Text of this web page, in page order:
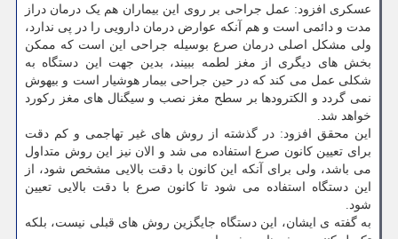
عسکری افزود: عمل جراحی بر روی این بیماران هم یک درمان دراز
مدت و دائمی است و هم آنکه عوارض درمان دارویی را در پی ندارد،
ولی مشکل اصلی درمان صرع بوسیله جراحی این است که ممکن
بخش های دیگری از مغز لطمه ببیند، بدین جهت این دستگاه به
شکلی عمل می کند که در حین جراحی بیمار هوشیار است و بیهوش
نمی گردد و الکترودها بر سطح مغز نصب و سیگنال های مغز رکورد
خواهد شد.
این محقق افزود: در گذشته از روش های غیر تهاجمی و کم دقت
برای تعیین کانون صرع استفاده می شد و الان نیز این روش متداول
می باشد، ولی برای آنکه این کانون با دقت بالایی مشخص شود، از
این دستگاه استفاده می شود تا کانون صرع با دقت بالایی تعیین
شود.
به گفته ی ایشان، این دستگاه جایگزین روش های قبلی نیست، بلکه